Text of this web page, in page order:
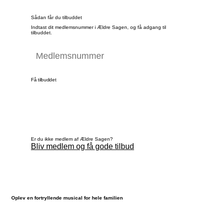
Oplev en fortryllende musical for hele familien
Sådan får du tilbuddet
Indtast dit medlemsnummer i Ældre Sagen, og få adgang til
tilbuddet.
Få tilbuddet
Er du ikke medlem af Ældre Sagen?
Bliv medlem og få gode tilbud